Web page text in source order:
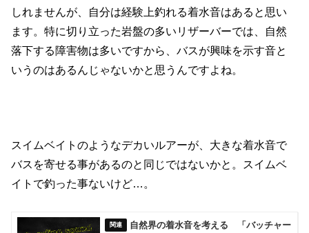
しれませんが、自分は経験上釣れる着水音はあると思い
ます。特に切り立った岩盤の多いリザーバーでは、自然
落下する障害物は多いですから、バスが興味を示す音と
いうのはあるんじゃないかと思うんですよね。
スイムベイトのようなデカいルアーが、大きな着水音で
バスを寄せる事があるのと同じではないかと。スイムベ
イトで釣った事ないけど…。
自然界の着水音を考える 「バッチャー